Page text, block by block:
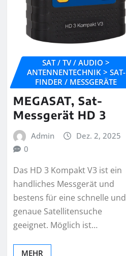
SAT / TV / AUDIO >
ANTENNENTECHNIK > SAT-
FINDER / MESSGERÄTE
MEGASAT, Sat-
Messgerät HD 3
Admin
Dez. 2, 2025
0
Das HD 3 Kompakt V3 ist ein
handliches Messgerät und
bestens für eine schnelle und
genaue Satellitensuche
geeignet. Möglich ist…
MEHR